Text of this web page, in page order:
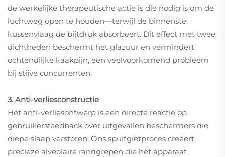
de werkelijke therapeutische actie is die nodig is om de
luchtweg open te houden—terwijl de binnenste
kussenvlaag de bijtdruk absorbeert. Dit effect met twee
dichtheden beschermt het glazuur en vermindert
ochtendlijke kaakpijn, een veelvoorkomend probleem
bij stijve concurrenten.
3. Anti-verliesconstructie
Het anti-verliesontwerp is een directe reactie op
gebruikersfeedback over uitgevallen beschermers die
diepe slaap verstoren. Ons spuitgietproces creëert
precieze alveolaire randgrepen die het apparaat